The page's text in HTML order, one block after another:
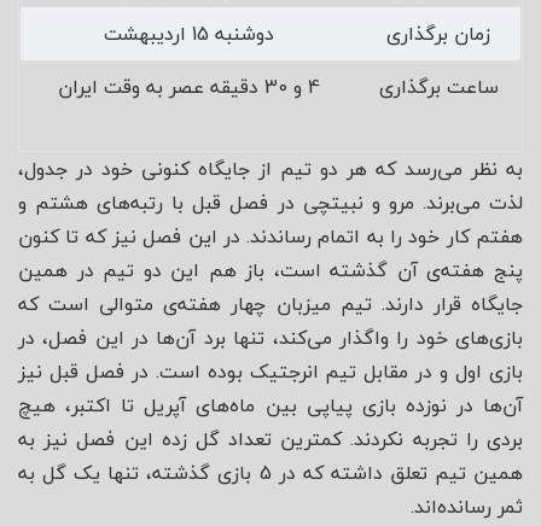
زمان برگذاری
دوشنبه 15 اردیبهشت
ساعت برگذاری
4 و 30 دقیقه عصر به وقت ایران
به نظر می‌رسد که هر دو تیم از جایگاه کنونی خود در جدول،
لذت می‌برند. مرو و نبیتچی در فصل قبل با رتبه‌های هشتم و
هفتم کار خود را به اتمام رساندند. در این فصل نیز که تا کنون
پنج هفته‌ی آن گذشته است، باز هم این دو تیم در همین
جایگاه قرار دارند. تیم میزبان چهار هفته‌ی متوالی است که
بازی‌های خود را واگذار می‌کند، تنها برد آن‌ها در این فصل، در
بازی اول و در مقابل تیم انرجتیک بوده است. در فصل قبل نیز
آن‌ها در نوزده بازی پیاپی بین ماه‌های آپریل تا اکتبر، هیچ
بردی را تجربه نکردند. کمترین تعداد گل زده این فصل نیز به
همین تیم تعلق داشته که در 5 بازی گذشته، تنها یک گل به
ثمر رسانده‌اند.